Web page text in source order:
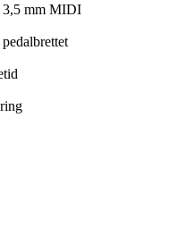
3,5 mm MIDI